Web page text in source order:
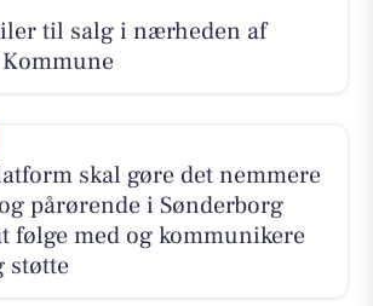
til salg i nærheden af
skal gøre det nemmere
pårørende i Sønderborg
følge med og kommunikere
støtte